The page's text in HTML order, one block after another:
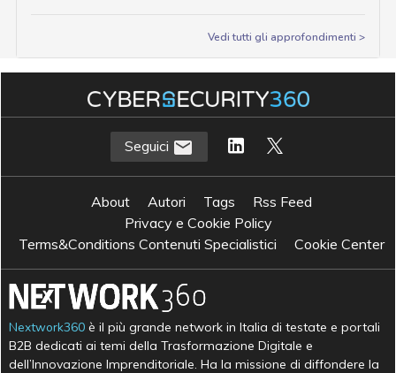
Vedi tutti gli approfondimenti >
Seguici
About Autori Tags
Rss Feed
Privacy e Cookie Policy
Terms&Conditions Contenuti Specialistici
Cookie Center
Nextwork360 è il più grande network in Italia di testate e portali
B2B dedicati ai temi della Trasformazione Digitale e
dell’Innovazione Imprenditoriale. Ha la missione di diffondere la